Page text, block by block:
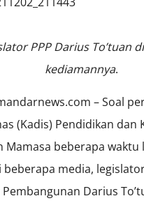
PPP Darius To’tuan
kediamannya.
– Soal
(Kadis) Pendidikan dan
Mamasa beberapa waktu
media,
Darius